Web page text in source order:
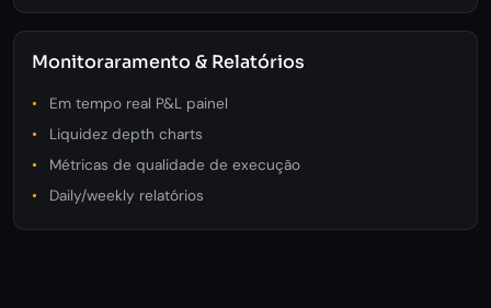
Monitoraramento & Relatórios
Em tempo real P&L painel
Liquidez depth charts
Métricas de qualidade de execução
Daily/weekly relatórios